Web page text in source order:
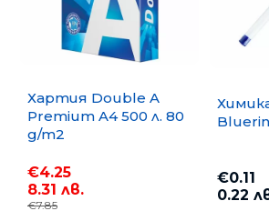
Хартия Double A
Premium A4 500 л. 80
g/m2
€4.25
8.31 лв.
€7.85
€0.11
0.22